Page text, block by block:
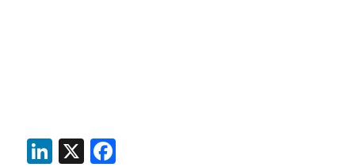
LinkedIn
X